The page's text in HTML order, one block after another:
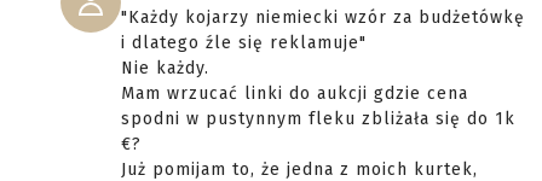
"Każdy kojarzy niemiecki wzór za budżetówkę
i dlatego źle się reklamuje"
Nie każdy.
Mam wrzucać linki do aukcji gdzie cena
spodni w pustynnym fleku zbliżała się do 1k
€?
Już pomijam to, że jedna z moich kurtek,